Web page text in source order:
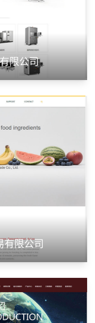
限公司
有限公司